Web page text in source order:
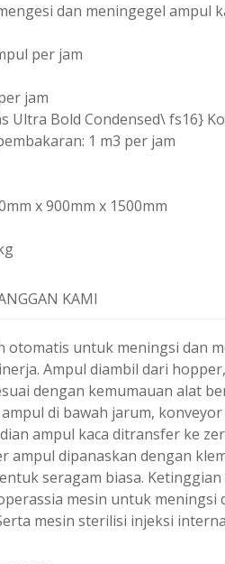
dan meningegel ampul
per jam
jam
Ultra Bold Condensed\ fs16}
1 m3 per jam
x 900mm x 1500mm
KAMI
otomatis untuk meningsi dan
Ampul diambil dari
dengan kemumauan alat
di bawah jarum,
ampul kaca ditransfer ke
ampul dipanaskan dengan
seragam biasa.
mesin untuk
mesin sterilisi injeksi